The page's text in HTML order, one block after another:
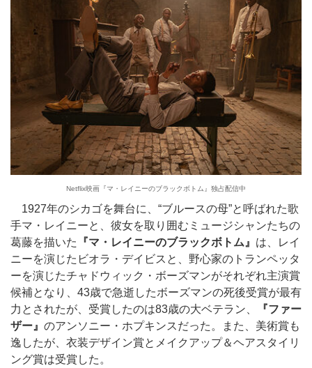
Netflix映画『マ・レイニーのブラックボトム』独占配信中
1927年のシカゴを舞台に、“ブルースの母”と呼ばれた歌
手マ・レイニーと、彼女を取り囲むミュージシャンたちの
葛藤を描いた
『マ・レイニーのブラックボトム』 は、レイ
ニーを演じたビオラ・デイビスと、野心家のトランペッタ
ーを演じたチャドウィック・ボーズマンがそれぞれ主演賞
候補となり、43歳で急逝したボーズマンの死後受賞が最有
力とされたが、受賞したのは83歳の大ベテラン、
『ファー
ザー』 のアンソニー・ホプキンスだった。また、美術賞も
逸したが、衣装デザイン賞とメイクアップ＆ヘアスタイリ
ング賞は受賞した。